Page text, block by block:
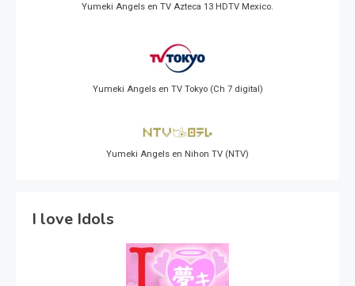
Yumeki Angels en TV Azteca 13 HDTV Mexico.
Yumeki Angels en TV Tokyo (Ch 7 digital)
Yumeki Angels en Nihon TV (NTV)
I love Idols